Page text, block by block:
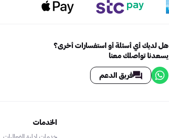
هل لديك أي أسئلة أو استفسارات أخرى؟
يسعدنا تواصلك معنا
فريق الدعم
الخدمات